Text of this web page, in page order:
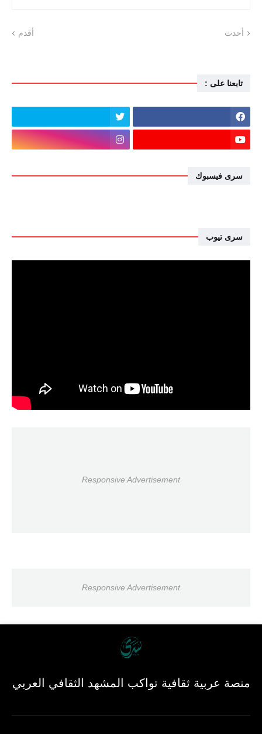
أحدث أقدم
تابعنا على :
سرى فيسبوك
سرى تيوب
Responsive Advertisement
Responsive Advertisement
منصة عربية ثقافية تواكب المشهد الثقافي العربي